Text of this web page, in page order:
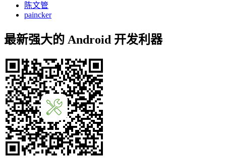
陈文管
paincker
最新强大的 Android 开发利器